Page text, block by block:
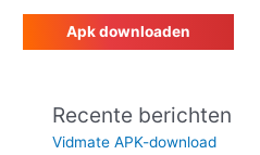
Apk downloaden
Recente berichten
Vidmate APK-download